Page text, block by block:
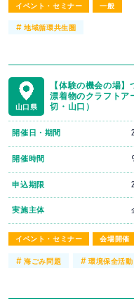
イベント・セミナー 一般
#地域循環共生圏
山口県
【体験の機会の場
漂着物のクラフト
切・山口）
イベント・セミナー 会場開催
開催日・期間
開催時間
申込期限
実施主体
#海ごみ問題 # 環境保全活動